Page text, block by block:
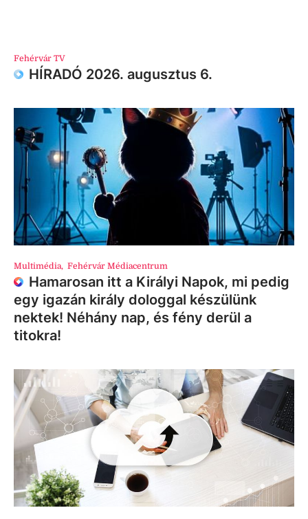
Fehérvár TV
HÍRADÓ 2026. augusztus 6.
Multimédia, Fehérvár Médiacentrum
Hamarosan itt a Királyi Napok, mi pedig
egy igazán király dologgal készülünk
nektek! Néhány nap, és fény derül a
titokra!